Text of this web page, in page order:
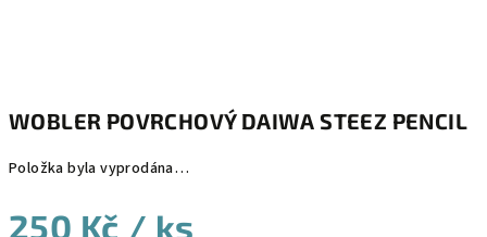
WOBLER POVRCHOVÝ DAIWA STEEZ PENCIL
Položka byla vyprodána…
250 Kč / ks